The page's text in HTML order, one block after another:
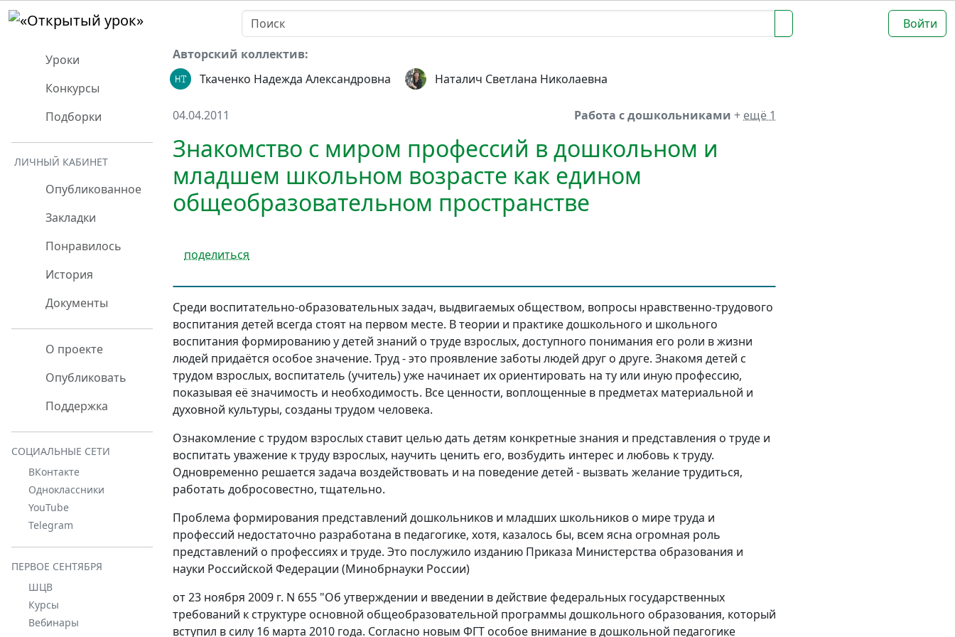
Войти
Уроки
Конкурсы
Подборки
ЛИЧНЫЙ КАБИНЕТ
Опубликованное
Закладки
Понравилось
История
Документы
О проекте
Опубликовать
Поддержка
СОЦИАЛЬНЫЕ СЕТИ
ВКонтакте
Одноклассники
YouTube
Telegram
ПЕРВОЕ СЕНТЯБРЯ
ШЦВ
Курсы
Вебинары
Авторский коллектив:
Ткаченко Надежда Александровна
Наталич Светлана Николаевна
04.04.2011 Работа с дошкольниками + ещё 1
Знакомство с миром профессий в дошкольном и
младшем школьном возрасте как едином
общеобразовательном пространстве
поделиться
Среди воспитательно-образовательных задач, выдвигаемых обществом, вопросы нравственно-трудового
воспитания детей всегда стоят на первом месте. В теории и практике дошкольного и школьного
воспитания формированию у детей знаний о труде взрослых, доступного понимания его роли в жизни
людей придаётся особое значение. Труд - это проявление заботы людей друг о друге. Знакомя детей с
трудом взрослых, воспитатель (учитель) уже начинает их ориентировать на ту или иную профессию,
показывая её значимость и необходимость. Все ценности, воплощенные в предметах материальной и
духовной культуры, созданы трудом человека.
Ознакомление с трудом взрослых ставит целью дать детям конкретные знания и представления о труде и
воспитать уважение к труду взрослых, научить ценить его, возбудить интерес и любовь к труду.
Одновременно решается задача воздействовать и на поведение детей - вызвать желание трудиться,
работать добросовестно, тщательно.
Проблема формирования представлений дошкольников и младших школьников о мире труда и
профессий недостаточно разработана в педагогике, хотя, казалось бы, всем ясна огромная роль
представлений о профессиях и труде. Это послужило изданию Приказа Министерства образования и
науки Российской Федерации (Минобрнауки России)
от 23 ноября 2009 г. N 655 "Об утверждении и введении в действие федеральных государственных
требований к структуре основной общеобразовательной программы дошкольного образования, который
вступил в силу 16 марта 2010 года. Согласно новым ФГТ особое внимание в дошкольной педагогике